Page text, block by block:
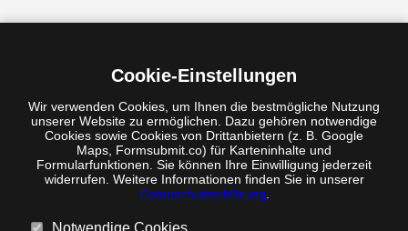
Cookie-Einstellungen
Wir verwenden Cookies, um Ihnen die bestmögliche Nutzung
unserer Website zu ermöglichen. Dazu gehören notwendige
Cookies sowie Cookies von Drittanbietern (z. B. Google
Maps, Formsubmit.co) für Karteninhalte und
Formularfunktionen. Sie können Ihre Einwilligung jederzeit
widerrufen. Weitere Informationen finden Sie in unserer
Datenschutzerklärung
Notwendige Cookies